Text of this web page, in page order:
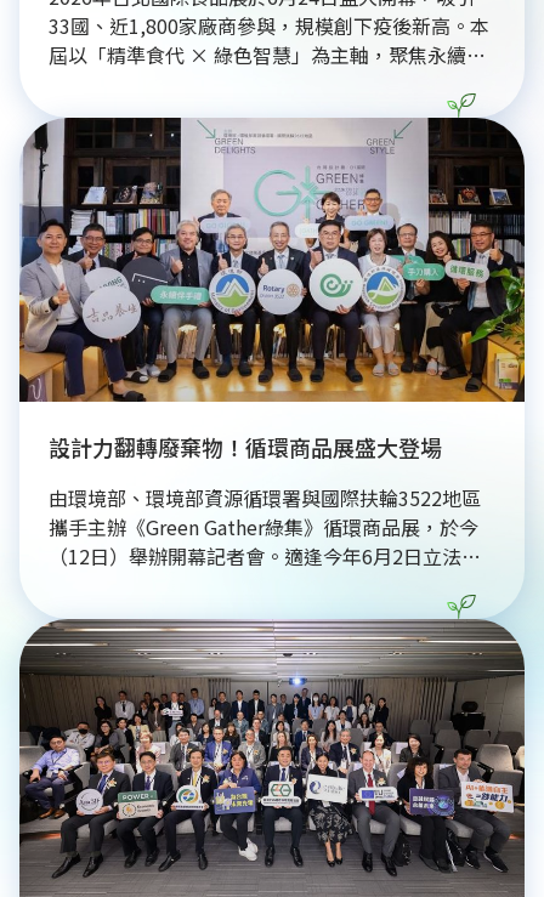
33國、近1,800家廠商參與，規模創下疫後新高。本
屆以「精準食代 × 綠色智慧」為主軸，聚焦永續飲
證，並設立「食在健康館」推廣機能食品。三立電視
永續辦公室亦進駐展區，期盼透過媒體力串聯綠色產
業鏈並驅動ESG轉型，展現台灣食品產業智慧升級與
低碳創新的全球競爭力。
設計力翻轉廢棄物！循環商品展盛大登場
由環境部、環境部資源循環署與國際扶輪3522地區
攜手主辦《Green Gather綠集》循環商品展，於今
（12日）舉辦開幕記者會。適逢今年6月2日立法院
調綠色設計與源頭減量邁入法制化，同時展期搭配國
際扶輪年會，直接吸引來自全球的上萬名扶輪社員。